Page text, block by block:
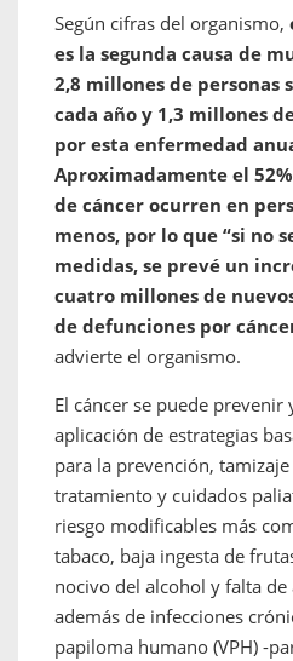
Según cifras del organismo,
es la segunda causa de
2,8 millones de personas
cada año y 1,3 millones
por esta enfermedad
Aproximadamente el
de cáncer ocurren en
menos, por lo que “si no
medidas, se prevé un
cuatro millones de
de defunciones por
advierte el organismo.
El cáncer se puede
aplicación de estrategias
para la prevención,
tratamiento y cuidados
riesgo modificables más
tabaco, baja ingesta de
nocivo del alcohol y falta de
además de infecciones
papiloma humano (VPH) -